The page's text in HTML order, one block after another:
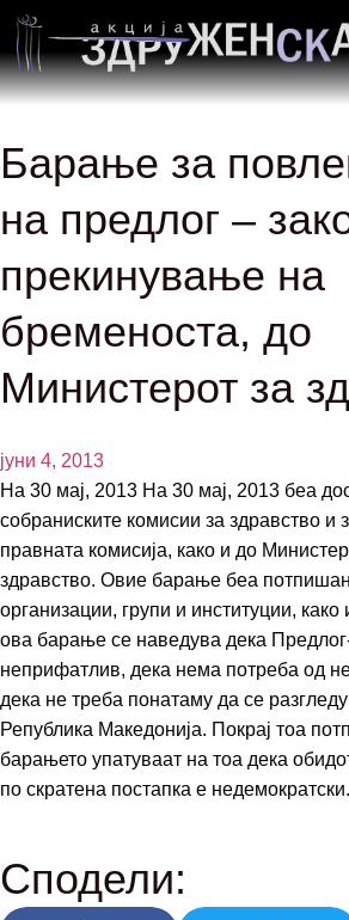
Барање за
на предлог –
прекинување на
бременоста, до
Министерот за
јуни 4, 2013
На 30 мај, 2013 На 30 мај, 2013 беа
собраниските комисии за здравство и
правната комисија, како и до
здравство. Овие барање беа
организации, групи и институции,
ова барање се наведува дека
неприфатлив, дека нема потреба од
дека не треба понатаму да се
Република Македонија. Покрај тоа
барањето упатуваат на тоа дека
по скратена постапка е недемократски.
Сподели: